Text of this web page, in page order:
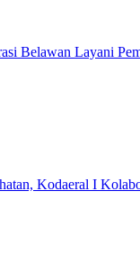
Belawan Layani
Kodaeral I